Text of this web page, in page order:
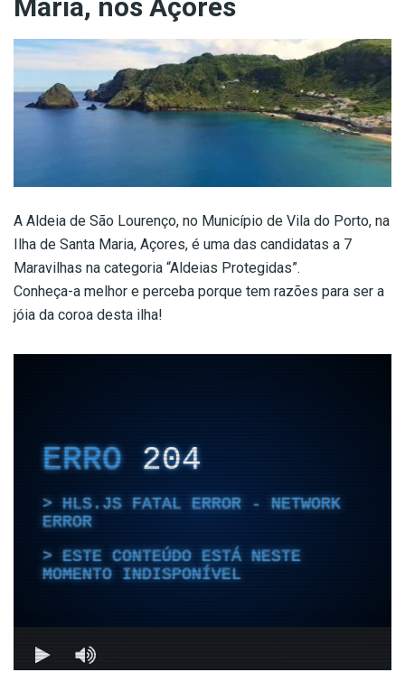
Maria, nos Açores
A Aldeia de São Lourenço, no Município de Vila do Porto, na
Ilha de Santa Maria, Açores, é uma das candidatas a 7
Maravilhas na categoria “Aldeias Protegidas”.
Conheça-a melhor e perceba porque tem razões para ser a
jóia da coroa desta ilha!